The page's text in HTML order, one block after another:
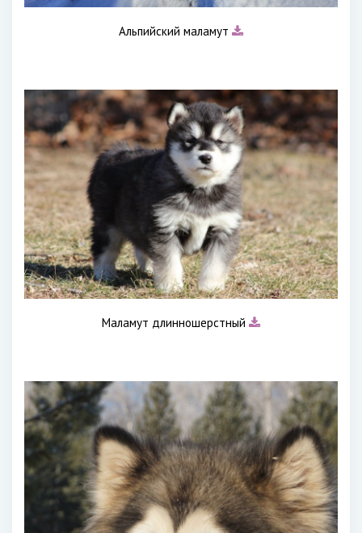
Альпийский маламут
Маламут длинношерстный